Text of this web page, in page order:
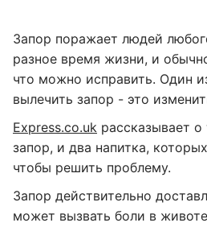
Запор поражает людей
разное время жизни, и
что можно исправить. Один
вылечить запор - это
Express.co.uk рассказывает
запор, и два напитка,
чтобы решить проблему.
Запор действительно
может вызвать боли в